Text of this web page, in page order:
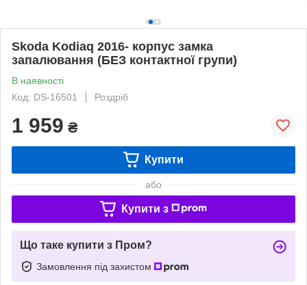
Skoda Kodiaq 2016- корпус замка
запалювання (БЕЗ контактної групи)
В наявності
Код: DS-16501
Роздріб
1 959 ₴
Купити
або
Купити з
Що таке купити з Пром?
Замовлення під захистом